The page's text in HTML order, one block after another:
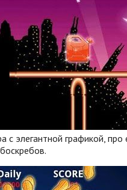
с элегантной графикой,